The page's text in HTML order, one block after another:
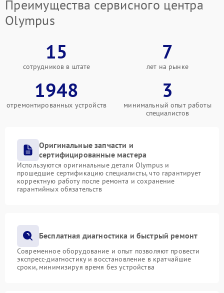
Преимущества сервисного центра
Olympus
15
сотрудников в штате
7
лет на рынке
1948
отремонтированных устройств
3
минимальный опыт работы
специалистов
Оригинальные запчасти и
сертифицированные мастера
Используются оригинальные детали Olympus и
прошедшие сертификацию специалисты, что гарантирует
корректную работу после ремонта и сохранение
гарантийных обязательств
Бесплатная диагностика и быстрый ремонт
Современное оборудование и опыт позволяют провести
экспресс-диагностику и восстановление в кратчайшие
сроки, минимизируя время без устройства